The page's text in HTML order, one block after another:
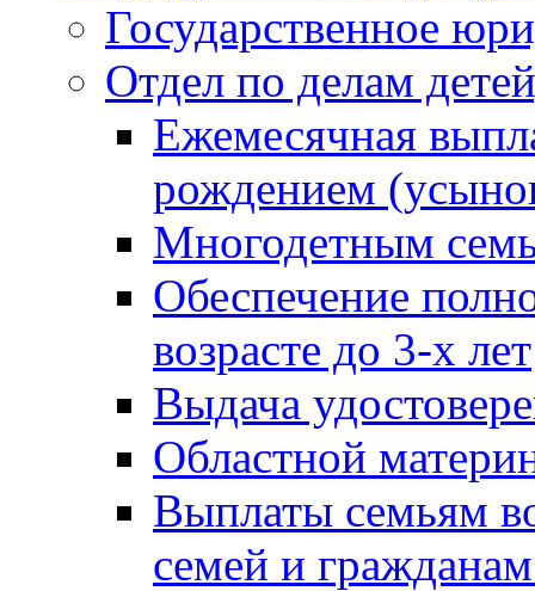
Государственное
Отдел по делам
Ежемесячная
рождением
Многодетным
Обеспечение
возрасте до 3-х лет
Выдача
Областной
Выплаты семьям
семей и